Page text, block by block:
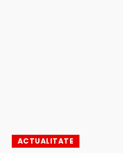
ACTUALITATE